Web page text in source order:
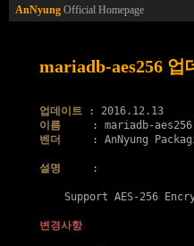
AnNyung Official Homepage
mariadb-aes256 업
업데이트
이름
벤더
: AnNyung
설명
     :
Support AES-256
변경사항